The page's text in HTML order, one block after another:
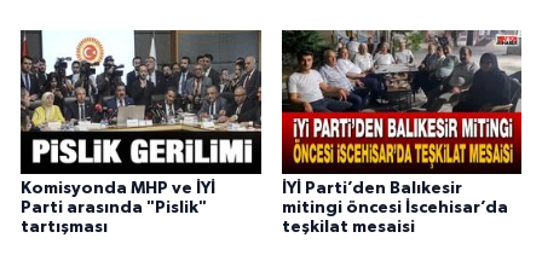
Komisyonda MHP ve İYİ
Parti arasında "Pislik"
tartışması
İYİ Parti’den Balıkesir
mitingi öncesi İscehisar’da
teşkilat mesaisi